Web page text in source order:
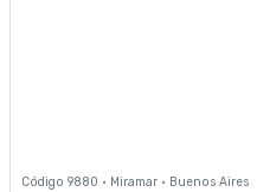
Código 9880 · Miramar · Buenos Aires